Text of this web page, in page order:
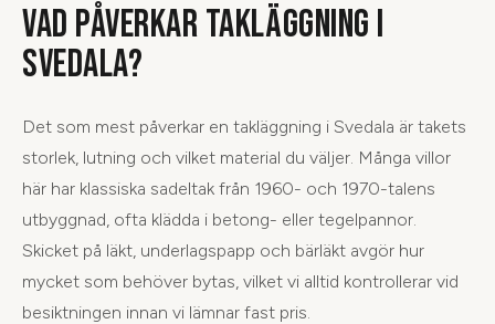
VAD PÅVERKAR TAKLÄGGNING I
SVEDALA?
Det som mest påverkar en takläggning i Svedala är takets
storlek, lutning och vilket material du väljer. Många villor
här har klassiska sadeltak från 1960- och 1970-talens
utbyggnad, ofta klädda i betong- eller tegelpannor.
Skicket på läkt, underlagspapp och bärläkt avgör hur
mycket som behöver bytas, vilket vi alltid kontrollerar vid
besiktningen innan vi lämnar fast pris.